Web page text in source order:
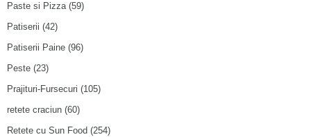
Paste si Pizza(59)
Patiserii (42)
Patiserii Paine (96)
Peste (23)
Prajituri-Fursecuri (105)
retete craciun (60)
Retete cu Sun Food (254)